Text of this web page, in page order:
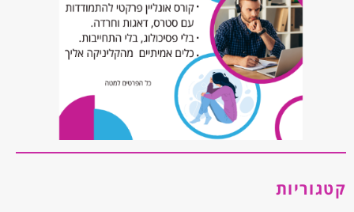
קטגוריות